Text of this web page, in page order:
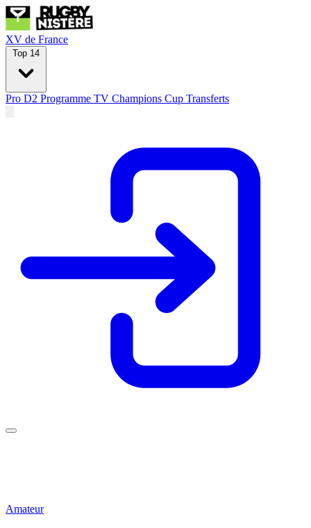
XV de France
Top 14
Pro D2 Programme TV Champions Cup Transferts
Amateur